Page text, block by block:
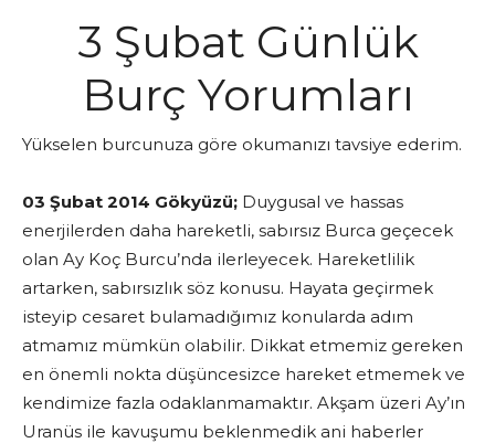
3 Şubat Günlük
Burç Yorumları
Yükselen burcunuza göre okumanızı tavsiye ederim.
03 Şubat 2014 Gökyüzü; Duygusal ve hassas
enerjilerden daha hareketli, sabırsız Burca geçecek
olan Ay Koç Burcu’nda ilerleyecek. Hareketlilik
artarken, sabırsızlık söz konusu. Hayata geçirmek
isteyip cesaret bulamadığımız konularda adım
atmamız mümkün olabilir. Dikkat etmemiz gereken
en önemli nokta düşüncesizce hareket etmemek ve
kendimize fazla odaklanmamaktır. Akşam üzeri Ay’ın
Uranüs ile kavuşumu beklenmedik ani haberler